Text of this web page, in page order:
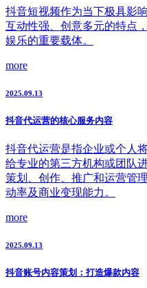
抖音短视频作为当下极具影
互动性强、创意多元的特点
娱乐的重要载体。
more
2025.09.13
抖音代运营的核心服务内容
抖音代运营是指企业或个人
给专业的第三方机构或团队
策划、创作、推广和运营管
动率及商业变现能力。
more
2025.09.13
抖音账号内容策划：打造爆款内容